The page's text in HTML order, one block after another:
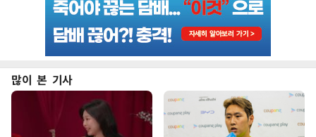
많이 본 기사